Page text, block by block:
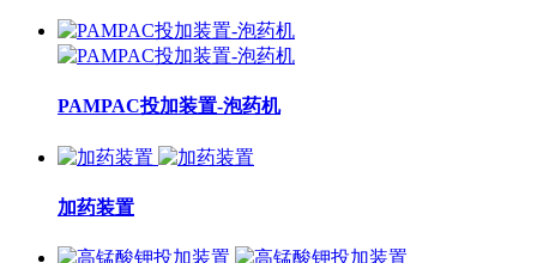
PAMPAC投加装置-泡药机
加药装置